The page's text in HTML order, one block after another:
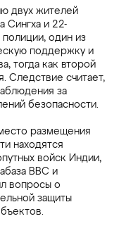
двух жителей
Сингха и 22-
один из
поддержку и
тогда как второй
Следствие считает,
за
безопасности.
размещения
находятся
войск Индии,
ВВС и
вопросы о
защиты